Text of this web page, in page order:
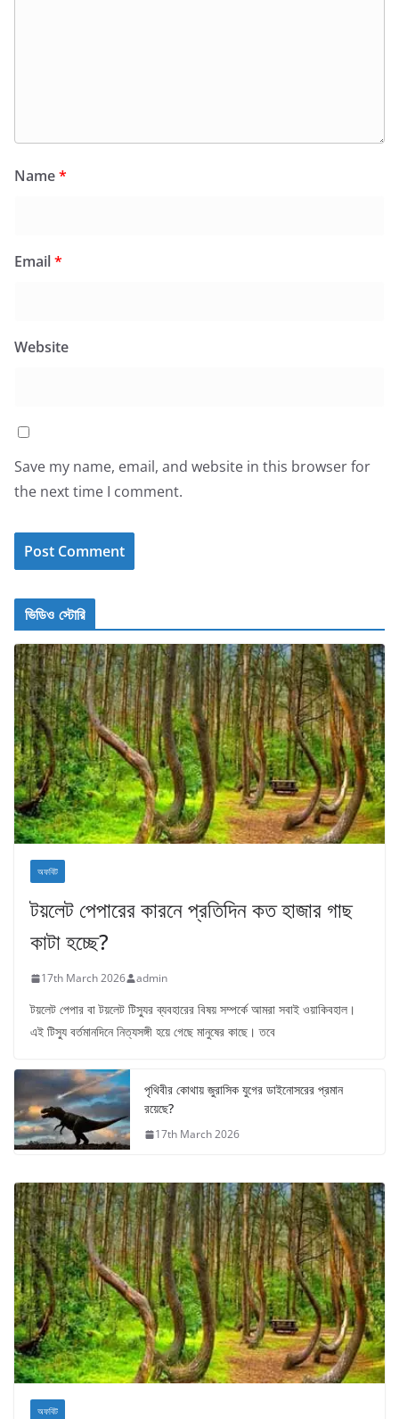
Name*
Email*
Website
Save my name, email, and website in this browser for
the next time I comment.
ভিডিও স্টোরি
অফবিট
টয়লেট পেপারের কারনে প্রতিদিন কত হাজার গাছ
কাটা হচ্ছে?
17th March 2026 admin
টয়লেট পেপার বা টয়লেট টিস্যুর ব্যবহারের বিষয় সম্পর্কে আমরা সবাই ওয়াকিবহাল।
এই টিস্যু বর্তমানদিনে নিত্যসঙ্গী হয়ে গেছে মানুষের কাছে। তবে
পৃথিবীর কোথায় জুরাসিক যুগের ডাইনোসরের প্রমান
রয়েছে?
17th March 2026
অফবিট